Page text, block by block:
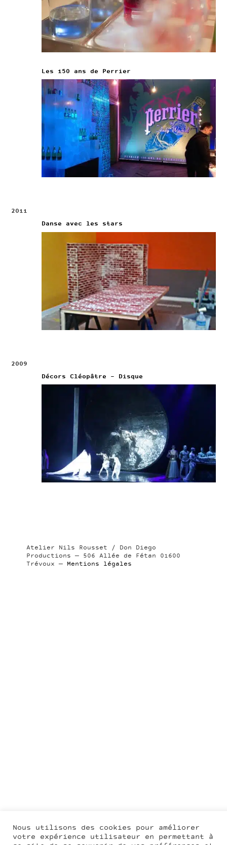
Les 150 ans de Perrier
2011
Danse avec les stars
2009
Décors Cléopâtre – Disque
Atelier Nils Rousset / Don Diego
Productions — 506 Allée de Fétan 01600
Trévoux — Mentions légales
Nous utilisons des cookies pour améliorer
votre expérience utilisateur en permettant à